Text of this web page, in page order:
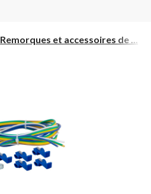
Remorques et accessoires de ...